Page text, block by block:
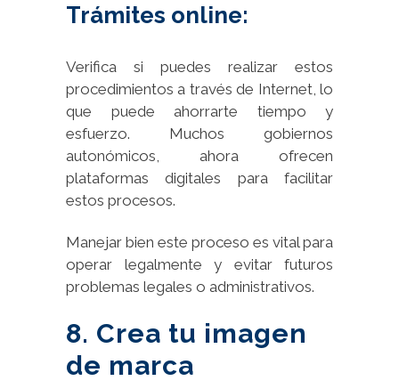
Trámites online:
Verifica si puedes realizar estos
procedimientos a través de Internet, lo
que puede ahorrarte tiempo y
esfuerzo. Muchos gobiernos
autonómicos, ahora ofrecen
plataformas digitales para facilitar
estos procesos.
Manejar bien este proceso es vital para
operar legalmente y evitar futuros
problemas legales o administrativos.
8. Crea tu imagen
de marca